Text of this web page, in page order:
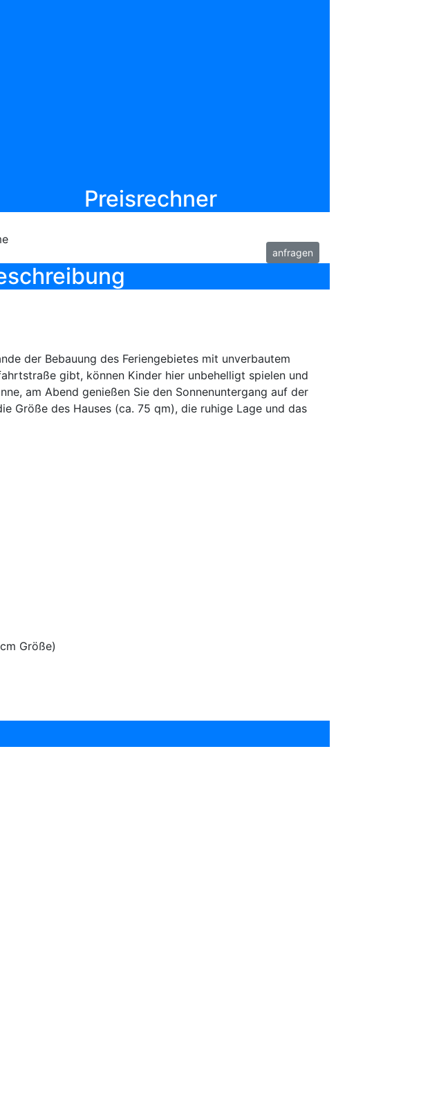
Preisrechner
anfragen
der Bebauung des Feriengebietes mit unverbautem
gibt, können Kinder hier unbehelligt spielen und
am Abend genießen Sie den Sonnenuntergang auf der
Größe des Hauses (ca. 75 qm), die ruhige Lage und das
Größe)